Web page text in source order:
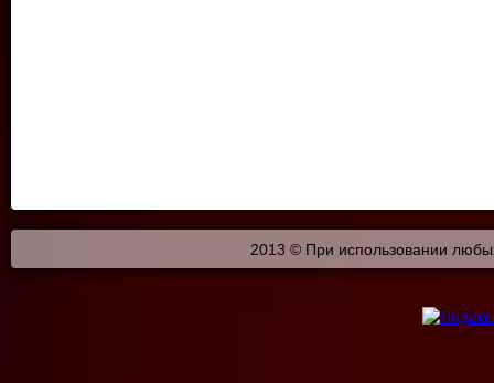
2013 © При использовании